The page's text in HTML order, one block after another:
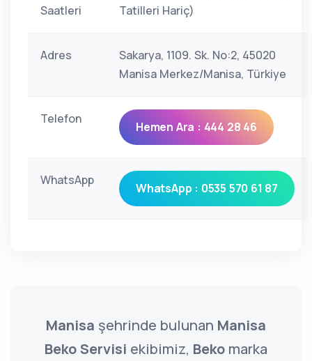
Saatleri
Tatilleri Hariç)
Adres
Sakarya, 1109. Sk. No:2, 45020
Manisa Merkez/Manisa, Türkiye
Telefon
Hemen Ara : 444 28 46
WhatsApp
WhatsApp : 0535 570 61 87
Manisa şehrinde bulunan Manisa
Beko Servisi ekibimiz, Beko marka